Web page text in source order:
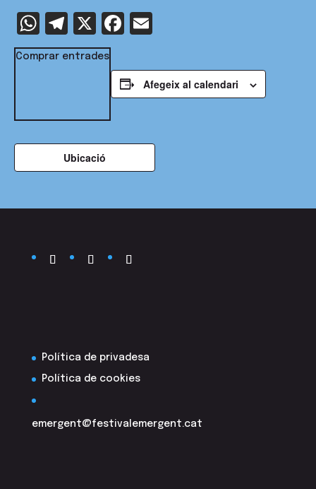
WhatsApp
Telegram
X Facebook
Comprar entrades
Afegeix al calendari
Ubicació
Política de privadesa
Política de cookies
emergent@festivalemergent.cat